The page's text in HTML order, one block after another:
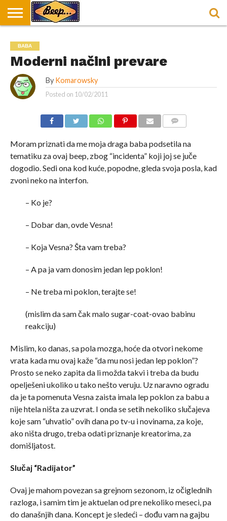
DORUČAK
U
BEOGRADU
SVAKODNEVICA
ENTERTAINMENT
LOKACIJE
ZA
DORUČAK
HRANA I
RECEPTI
NEPUSACKI
LOKALI
BABA
Moderni načini prevare
By Komarowsky
Posted on 10/02/2011
Moram priznati da me moja draga baba podsetila na
tematiku za ovaj beep, zbog “incidenta” koji joj se juče
dogodio. Sedi ona kod kuće, popodne, gleda svoja posla, kad
zvoni neko na interfon.
– Ko je?
– Dobar dan, ovde Vesna!
– Koja Vesna? Šta vam treba?
– A pa ja vam donosim jedan lep poklon!
– Ne treba mi poklon, terajte se!
(mislim da sam čak malo sugar-coat-ovao babinu
reakciju)
Mislim, ko danas, sa pola mozga, hoće da otvori nekome
vrata kada mu ovaj kaže “da mu nosi jedan lep poklon”?
Prosto se neko zapita da li možda takvi i treba da budu
opelješeni ukoliko u tako nešto veruju. Uz naravno ogradu
da je ta pomenuta Vesna zaista imala lep poklon za babu a
nije htela ništa za uzvrat. I onda se setih nekoliko slučajeva
koje sam “uhvatio” ovih dana po tv-u i novinama, za koje,
ako ništa drugo, treba odati priznanje kreatorima, za
domišljatost.
Slučaj “Radijator”
Ovaj je mahom povezan sa grejnom sezonom, iz očiglednih
razloga, i samim tim je aktuelan od pre nekoliko meseci, pa
do današnjih dana. Koncept je sledeći – dođu vam na gajbu